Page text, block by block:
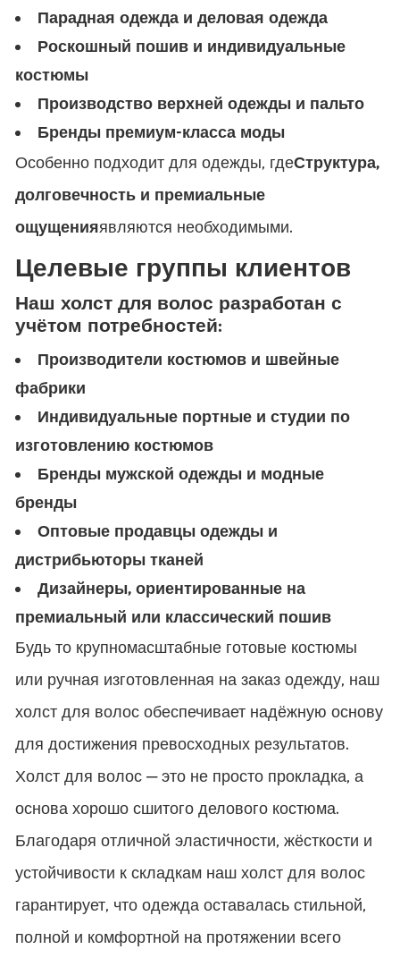
Парадная одежда и деловая одежда
Роскошный пошив и индивидуальные
костюмы
Производство верхней одежды и пальто
Бренды премиум-класса моды
Особенно подходит для одежды, гдеСтруктура,
долговечность и премиальные
ощущенияявляются необходимыми.
Целевые группы клиентов
Наш холст для волос разработан с
учётом потребностей:
Производители костюмов и швейные
фабрики
Индивидуальные портные и студии по
изготовлению костюмов
Бренды мужской одежды и модные
бренды
Оптовые продавцы одежды и
дистрибьюторы тканей
Дизайнеры, ориентированные на
премиальный или классический пошив
Будь то крупномасштабные готовые костюмы
или ручная изготовленная на заказ одежду, наш
холст для волос обеспечивает надёжную основу
для достижения превосходных результатов.
Холст для волос — это не просто прокладка, а
основа хорошо сшитого делового костюма.
Благодаря отличной эластичности, жёсткости и
устойчивости к складкам наш холст для волос
гарантирует, что одежда оставалась стильной,
полной и комфортной на протяжении всего